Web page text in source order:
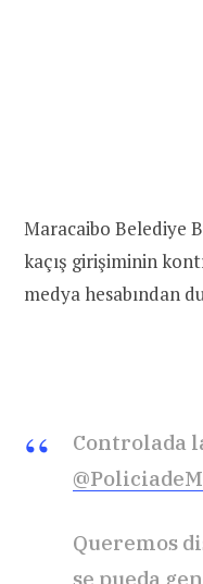
Maracaibo Belediye
kaçış girişiminin
medya hesabından
Controlada
Queremos
se pueda